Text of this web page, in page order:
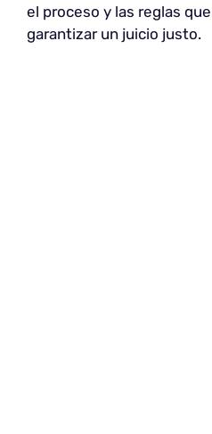
el proceso y las reglas
garantizar un juicio justo.